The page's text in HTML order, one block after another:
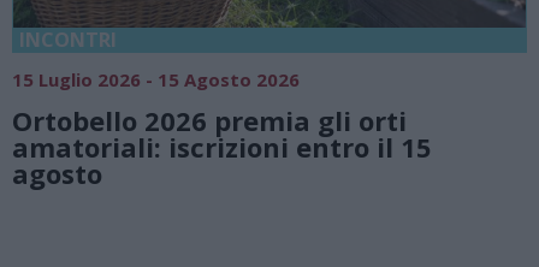
18 Luglio 2026 - 15 Agosto 2026
Vivi l’estate a Villa Fogazzaro Roi.
natura e atmosfere senza tempo
Lago di Lugano
Valsolda